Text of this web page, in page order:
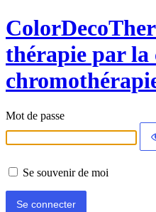
thérapie par la
Mot de passe
Se souvenir de moi